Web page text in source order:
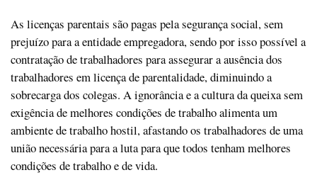
As licenças parentais são pagas pela segurança social, sem
prejuízo para a entidade empregadora, sendo por isso possível a
contratação de trabalhadores para assegurar a ausência dos
trabalhadores em licença de parentalidade, diminuindo a
sobrecarga dos colegas. A ignorância e a cultura da queixa sem
exigência de melhores condições de trabalho alimenta um
ambiente de trabalho hostil, afastando os trabalhadores de uma
união necessária para a luta para que todos tenham melhores
condições de trabalho e de vida.